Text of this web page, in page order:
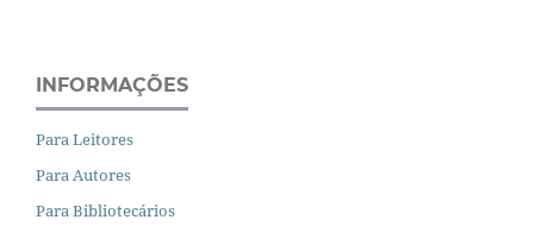
INFORMAÇÕES
Para Leitores
Para Autores
Para Bibliotecários